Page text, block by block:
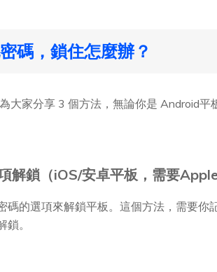
碼，鎖住怎麼辦？
大家分享 3 個方法，無論你是 Android平
解鎖（iOS/安卓平板，需要
碼的選項來解鎖平板。這個方法，需要
。